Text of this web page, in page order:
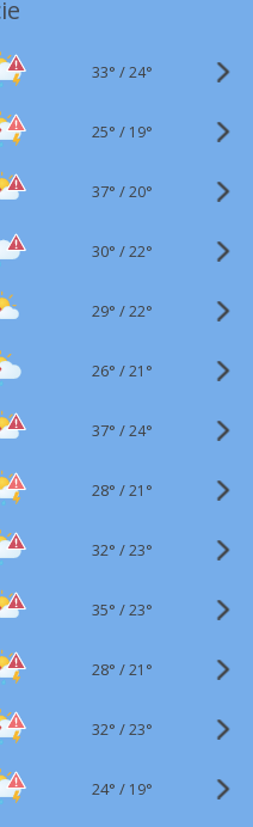
33° /24°
25° / 19°
37° /20°
30° /22°
29° /22°
26° /21°
37° /24°
28° /21°
32° /23°
35° /23°
28° /21°
32° /23°
24° / 19°